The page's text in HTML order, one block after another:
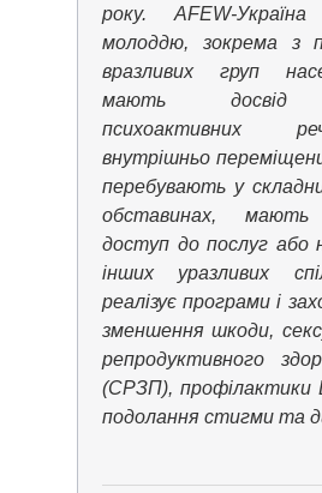
року. AFEW-
молоддю, зокрема з
вразливих груп
мають досвід
психоактивних
внутрішньо
перебувають у
обставинах, мають
доступ до послуг або
інших уразливих
реалізує програми і
зменшення шкоди,
репродуктивного
(СРЗП), профілактики
подолання стигми та